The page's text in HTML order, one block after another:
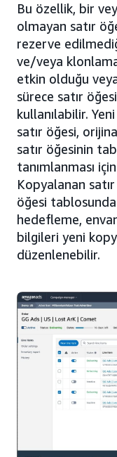
Bu özellik, bir
olmayan satır
rezerve
ve/veya
etkin olduğu
sürece satır
kullanılabilir.
satır öğesi,
satır öğesinin
tanımlanması
Kopyalanan
öğesi
hedefleme,
bilgileri yeni
düzenlenebilir.